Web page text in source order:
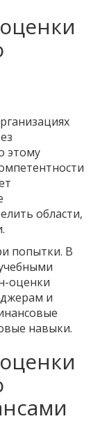
этому
области,
попытки. В
оценки
и
навыки.